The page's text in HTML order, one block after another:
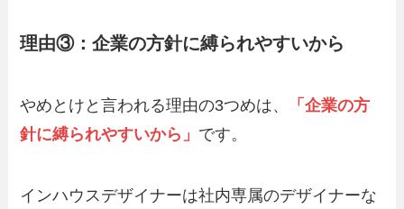
理由③：企業の方針に縛られやすいから
やめとけと言われる理由の3つめは、
「企業の方
針に縛られやすいから」 です。
インハウスデザイナーは社内専属のデザイナーな